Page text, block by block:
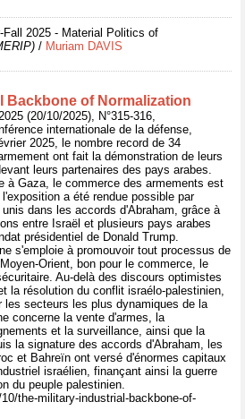
Fall 2025 - Material Politics of
/ Muriam DAVIS
Backbone of Normalization
(20/10/2025), N°315-316,
internationale de la défense,
2025, le nombre record de 34
ont fait la démonstration de leurs
leurs partenaires des pays arabes.
à Gaza, le commerce des armements est
a été rendue possible par
dans les accords d'Abraham, grâce à
entre Israël et plusieurs pays arabes
présidentiel de Donald Trump.
s'emploie à promouvoir tout processus de
Orient, bon pour le commerce, le
Au-delà des discours optimistes
la résolution du conflit israélo-palestinien,
les secteurs les plus dynamiques de la
concerne la vente d'armes, la
et la surveillance, ainsi que la
la signature des accords d'Abraham, les
et Bahreïn ont versé d'énormes capitaux
israélien, finançant ainsi la guerre
du peuple palestinien.
the-military-industrial-backbone-of-